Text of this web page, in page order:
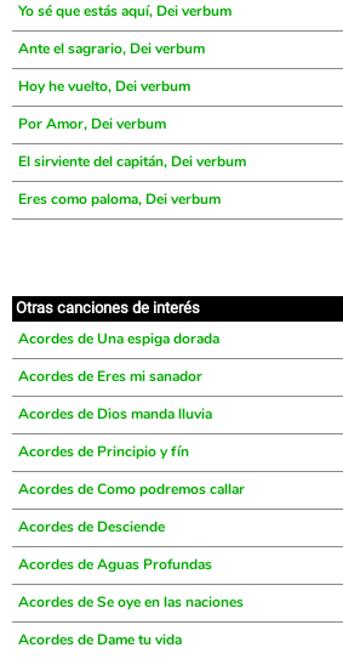
Yo sé que estás aquí, Dei verbum
Ante el sagrario, Dei verbum
Hoy he vuelto, Dei verbum
Por Amor, Dei verbum
El sirviente del capitán, Dei verbum
Eres como paloma, Dei verbum
Otras canciones de interés
Acordes de Una espiga dorada
Acordes de Eres mi sanador
Acordes de Dios manda lluvia
Acordes de Principio y fín
Acordes de Como podremos callar
Acordes de Desciende
Acordes de Aguas Profundas
Acordes de Se oye en las naciones
Acordes de Dame tu vida